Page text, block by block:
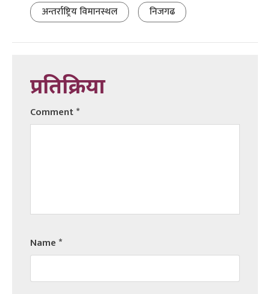
अन्तर्राष्ट्रिय विमानस्थल
निजगढ
प्रतिक्रिया
Comment*
Name*